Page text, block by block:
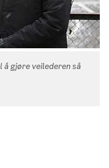
å gjøre veilederen så